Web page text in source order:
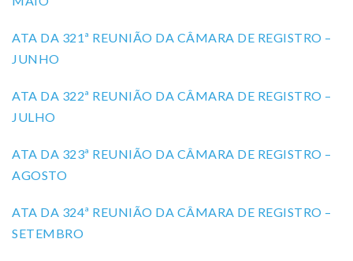
ATA DA 321ª REUNIÃO DA CÂMARA DE REGISTRO –
JUNHO
ATA DA 322ª REUNIÃO DA CÂMARA DE REGISTRO –
JULHO
ATA DA 323ª REUNIÃO DA CÂMARA DE REGISTRO –
AGOSTO
ATA DA 324ª REUNIÃO DA CÂMARA DE REGISTRO –
SETEMBRO